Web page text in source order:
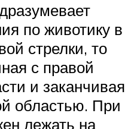
по животику в
стрелки, то
с правой
и заканчивая
областью. При
лежать на